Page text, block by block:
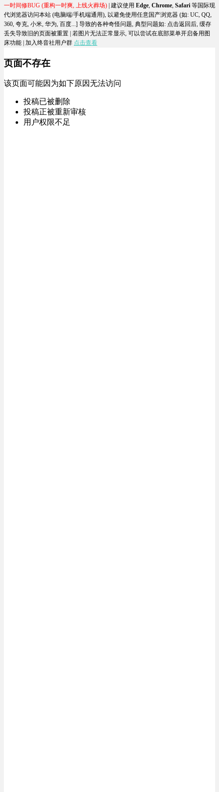
一时间修BUG (重构一时爽, 上线火葬场) | 建议使用 Edge, Chrome, Safari 等国际现
代浏览器访问本站 (电脑端/手机端通用), 以避免使用任意国产浏览器 (如: UC, QQ,
360, 夸克, 小米, 华为, 百度...] 导致的各种奇怪问题, 典型问题如: 点击返回后, 缓存
丢失导致旧的页面被重置 | 若图片无法正常显示, 可以尝试在底部菜单开启备用图
床功能 | 加入终音社用户群 点击查看
页面不存在
该页面可能因为如下原因无法访问
投稿已被删除
投稿正被重新审核
用户权限不足